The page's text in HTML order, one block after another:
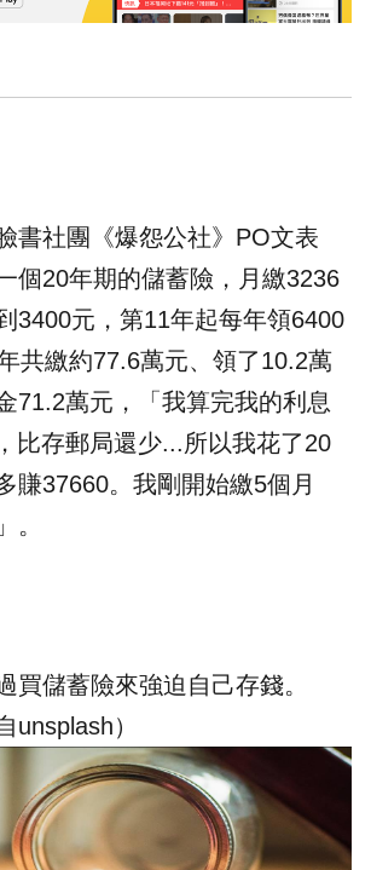
書社團《爆怨公社》PO文表
個20年期的儲蓄險，月繳3236
3400元，第11年起每年領6400
共繳約77.6萬元、領了10.2萬
71.2萬元，「我算完我的利息
比存郵局還少...所以我花了20
賺37660。我剛開始繳5個月
。
買儲蓄險來強迫自己存錢。
unsplash）